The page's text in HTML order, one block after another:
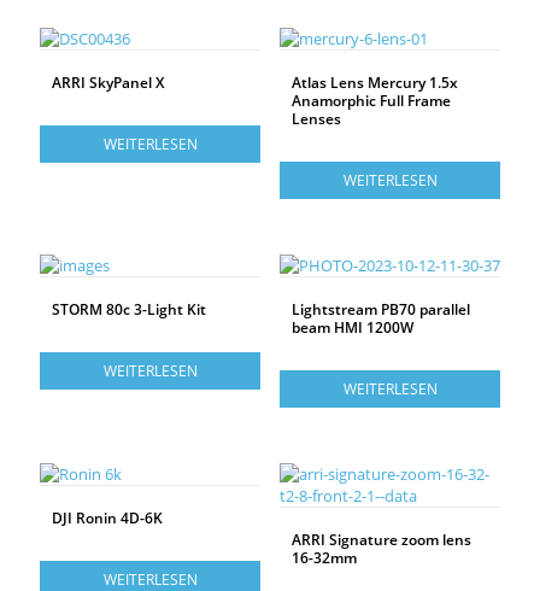
ARRI SkyPanel X
WEITERLESEN
Atlas Lens Mercury 1.5x
Anamorphic Full Frame
Lenses
WEITERLESEN
STORM 80c 3-Light Kit
WEITERLESEN
Lightstream PB70 parallel
beam HMI 1200W
WEITERLESEN
DJI Ronin 4D-6K
WEITERLESEN
ARRI Signature zoom lens
16-32mm